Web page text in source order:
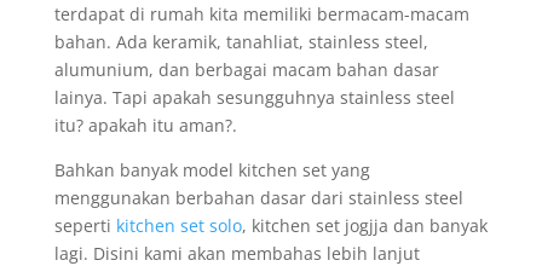
terdapat di rumah kita memiliki bermacam-macam
bahan. Ada keramik, tanahliat, stainless steel,
alumunium, dan berbagai macam bahan dasar
lainya. Tapi apakah sesungguhnya stainless steel
itu? apakah itu aman?.
Bahkan banyak model kitchen set yang
menggunakan berbahan dasar dari stainless steel
seperti kitchen set solo, kitchen set jogjja dan banyak
lagi. Disini kami akan membahas lebih lanjut